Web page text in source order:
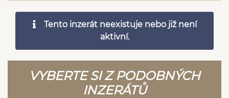
Tento inzerát neexistuje nebo již není
aktivní.
VYBERTE SI Z PODOBNÝCH
INZERÁTŮ